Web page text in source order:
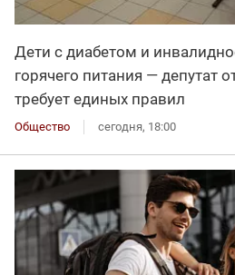
Дети с диабетом и
горячего питания — депутат
требует единых правил
Общество сегодня, 18:00